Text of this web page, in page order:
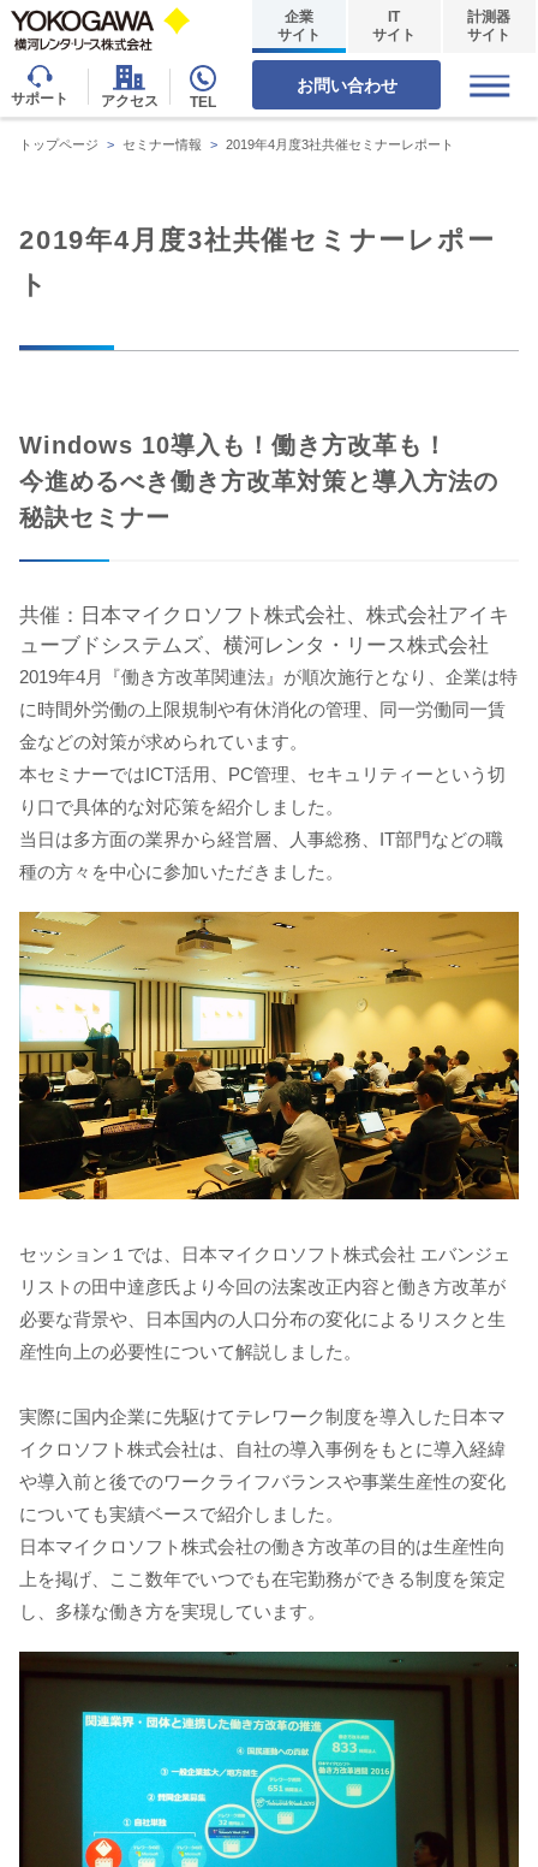
サポート アクセス TEL
企業
サイト
IT
サイト
計測器
サイト
お問い合わせ
トップページ > セミナー情報 > 2019年4月度3社共催セミナーレポート
2019年4月度3社共催セミナーレポー
ト
Windows 10導入も！働き方改革も！
今進めるべき働き方改革対策と導入方法の
秘訣セミナー
共催：日本マイクロソフト株式会社、株式会社アイキ
ューブドシステムズ、横河レンタ・リース株式会社
2019年4月『働き方改革関連法』が順次施行となり、企業は特
に時間外労働の上限規制や有休消化の管理、同一労働同一賃
金などの対策が求められています。
本セミナーではICT活用、PC管理、セキュリティーという切
り口で具体的な対応策を紹介しました。
当日は多方面の業界から経営層、人事総務、IT部門などの職
種の方々を中心に参加いただきました。
セッション１では、日本マイクロソフト株式会社 エバンジェ
リストの田中達彦氏より今回の法案改正内容と働き方改革が
必要な背景や、日本国内の人口分布の変化によるリスクと生
産性向上の必要性について解説しました。
実際に国内企業に先駆けてテレワーク制度を導入した日本マ
イクロソフト株式会社は、自社の導入事例をもとに導入経緯
や導入前と後でのワークライフバランスや事業生産性の変化
についても実績ベースで紹介しました。
日本マイクロソフト株式会社の働き方改革の目的は生産性向
上を掲げ、ここ数年でいつでも在宅勤務ができる制度を策定
し、多様な働き方を実現しています。